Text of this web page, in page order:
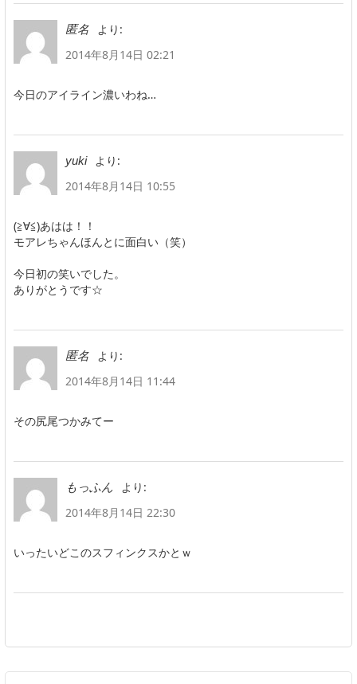
匿名
より:
2014年8月14日 02:21
今日のアイライン濃いわね…
yuki
より:
2014年8月14日 10:55
(≧∀≦)あはは！！
モアレちゃんほんとに面白い（笑）
今日初の笑いでした。
ありがとうです☆
匿名
より:
2014年8月14日 11:44
その尻尾つかみてー
もっふん
より:
2014年8月14日 22:30
いったいどこのスフィンクスかとｗ